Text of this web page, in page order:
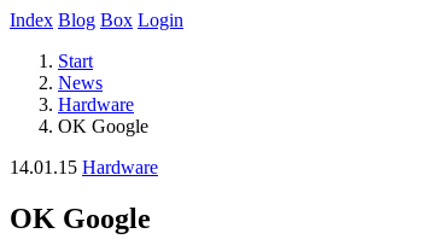
Index Blog Box Login
Start
News
Hardware
OK Google
14.01.15 Hardware
OK Google